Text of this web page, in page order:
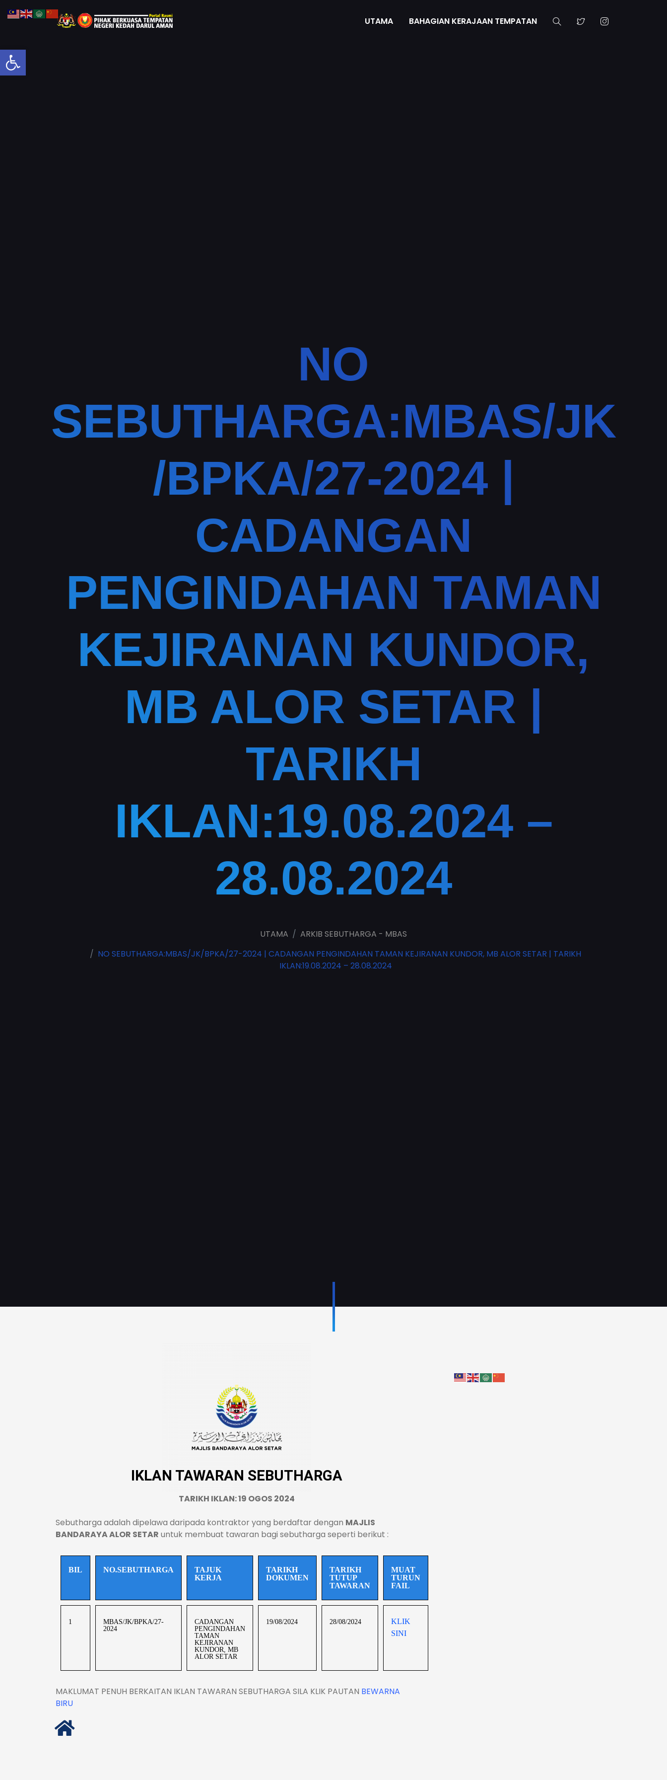
Open toolbar
UTAMA BAHAGIAN KERAJAAN TEMPATAN
NO
SEBUTHARGA:MBAS/JK
/BPKA/27-2024 |
CADANGAN
PENGINDAHAN TAMAN
KEJIRANAN KUNDOR,
MB ALOR SETAR |
TARIKH
IKLAN:19.08.2024 –
28.08.2024
UTAMA
ARKIB SEBUTHARGA - MBAS
NO SEBUTHARGA:MBAS/JK/BPKA/27-2024 | CADANGAN PENGINDAHAN TAMAN KEJIRANAN KUNDOR, MB ALOR SETAR | TARIKH
IKLAN:19.08.2024 – 28.08.2024
IKLAN TAWARAN SEBUTHARGA
TARIKH IKLAN: 19 OGOS 2024
Sebutharga adalah dipelawa daripada kontraktor yang berdaftar dengan MAJLIS
BANDARAYA ALOR SETAR untuk membuat tawaran bagi sebutharga seperti berikut :
BIL NO.SEBUTHARGA
TAJUK
KERJA
TARIKH
DOKUMEN
TARIKH
TUTUP
TAWARAN
MUAT
TURUN
FAIL
1
MBAS/JK/BPKA/27-
2024
CADANGAN
PENGINDAHAN
TAMAN
KEJIRANAN
KUNDOR, MB
ALOR SETAR
19/08/2024 28/08/2024
KLIK
SINI
MAKLUMAT PENUH BERKAITAN IKLAN TAWARAN SEBUTHARGA SILA KLIK PAUTAN BEWARNA
BIRU